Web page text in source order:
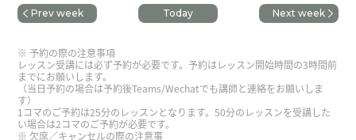
ありがとうございました いつも親切で感謝です(
50代 男性 )
謝謝老師！( 20代 男性 )
非常感谢您！アドバイスいただきありがとうござ
Prev week Today Next week
予約の際の注意事項
レッスン受講には必ず予約が必要です。予約はレッスン開始時間の3時間前
までにお願いします。
（当日予約の場合は予約後Teams/Wechatでも講師と連絡をお願いしま
す）
1コマのご予約は25分のレッスンとなります。50分のレッスンを受講した
い場合は2コマのご予約が必要です。
欠席／キャンセルの際の注意事